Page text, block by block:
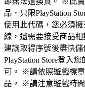
品，只限PlayStation
使用此代碼，您必須擁
線，還需要接受商品
建議取得序號後盡快
PlayStation Store登入
可。 ※請依照遊戲標
品。 ※請注意遊戲時